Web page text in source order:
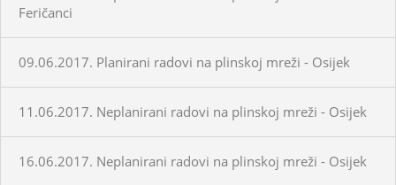
Feričanci
09.06.2017. Planirani radovi na plinskoj mreži - Osijek
11.06.2017. Neplanirani radovi na plinskoj mreži - Osijek
16.06.2017. Neplanirani radovi na plinskoj mreži - Osijek